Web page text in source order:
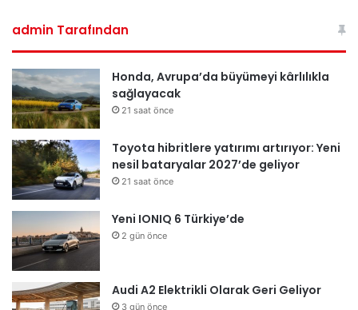
admin Tarafından
Honda, Avrupa’da büyümeyi kârlılıkla
sağlayacak
21 saat önce
Toyota hibritlere yatırımı artırıyor: Yeni
nesil bataryalar 2027’de geliyor
21 saat önce
Yeni IONIQ 6 Türkiye’de
2 gün önce
Audi A2 Elektrikli Olarak Geri Geliyor
3 gün önce